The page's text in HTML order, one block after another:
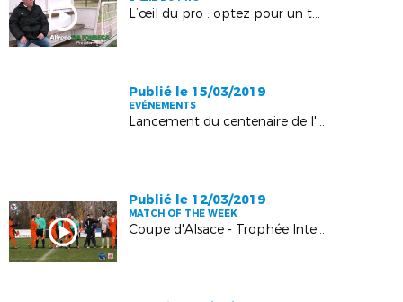
L’œil du pro : optez pour un terrain synthétique avec FieldTurf !
Publié le 15/03/2019
EVÉNEMENTS
Lancement du centenaire de l'organisation du football en Alsace : retour en images !
Publié le 12/03/2019
MATCH OF THE WEEK
Coupe d'Alsace - Trophée Intermarché : CS Bernardswiller - FC Dahlenheim : 1-7